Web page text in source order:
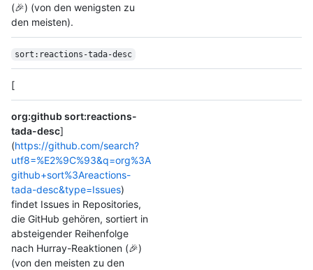
(🎉) (von den wenigsten zu
den meisten).
sort:reactions-tada-desc
[
org:github sort:reactions-
tada-desc]
(https://github.com/search?
utf8=%E2%9C%93&q=org%3A
github+sort%3Areactions-
tada-desc&type=Issues)
findet Issues in Repositories,
die GitHub gehören, sortiert in
absteigender Reihenfolge
nach Hurray-Reaktionen (🎉)
(von den meisten zu den